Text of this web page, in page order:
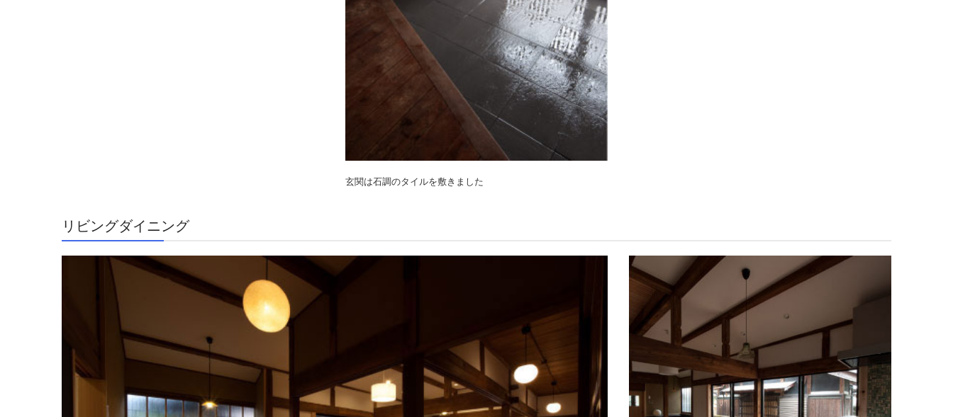
玄関は石調のタイルを敷きました
リビングダイニング